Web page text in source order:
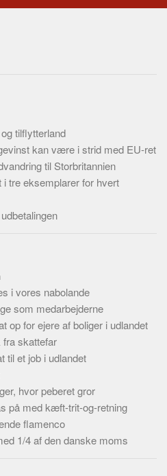
tilflytterland
kan være i strid med EU-ret
til Storbritannien
tre eksemplarer for hvert
i vores nabolande
som medarbejderne
op for ejere af boliger i udlandet
skattefar
til et job i udlandet
hvor peberet gror
på med kæft-trit-og-retning
flamenco
1/4 af den danske moms